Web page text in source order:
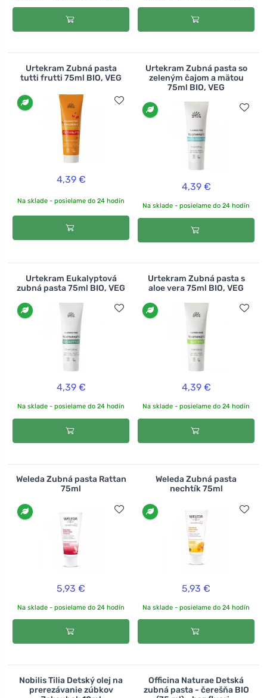
Urtekram Zubná pasta
tutti frutti 75ml BIO, VEG
4,39 €
Na sklade - posielame do 24 hodín
Urtekram Zubná pasta so
zeleným čajom a mätou
75ml BIO, VEG
4,39 €
Na sklade - posielame do 24 hodín
Urtekram Eukalyptová
zubná pasta 75ml BIO, VEG
4,39 €
Na sklade - posielame do 24 hodín
Urtekram Zubná pasta s
aloe vera 75ml BIO, VEG
4,39 €
Na sklade - posielame do 24 hodín
Weleda Zubná pasta Rattan
75ml
5,93 €
Na sklade - posielame do 24 hodín
Weleda Zubná pasta
nechtík 75ml
5,93 €
Na sklade - posielame do 24 hodín
Nobilis Tilia Detský olej na
prerezávanie zúbkov
Officina Naturae Detská
zubná pasta - čerešňa BIO